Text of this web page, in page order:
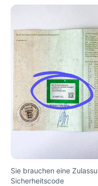
Sie brauchen eine
Sicherheitscode